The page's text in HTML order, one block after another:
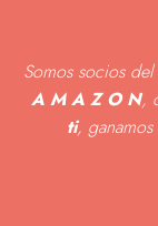
Somos socios
A M A Z O N,
ti,